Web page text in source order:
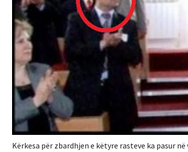
Kërkesa për zbardhjen e këtyre rasteve ka pasur